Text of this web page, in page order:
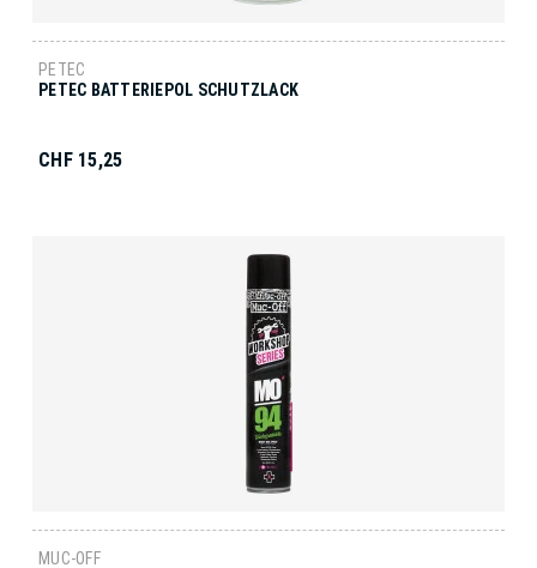
PETEC
PETEC BATTERIEPOL SCHUTZLACK
CHF 15,25
MUC-OFF